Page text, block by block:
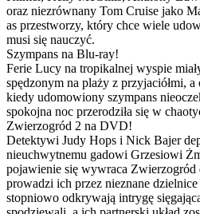
oraz niezrównany Tom Cruise jako
as przestworzy, który chce wiele
musi się nauczyć.
Szympans na Blu-ray!
Ferie Lucy na tropikalnej wyspie
spędzonym na plaży z przyjaciółmi, a
kiedy udomowiony szympans
spokojna noc przerodziła się w
Zwierzogród 2 na DVD!
Detektywi Judy Hops i Nick Bajer
nieuchwytnemu gadowi Grzesiowi
pojawienie się wywraca
prowadzi ich przez nieznane
stopniowo odkrywają intrygę